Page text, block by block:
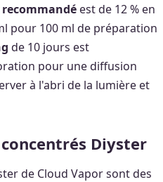
recommandé est de 12 % en
pour 100 ml de préparation
de 10 jours est
pour une diffusion
à l'abri de la lumière et
Diyster
de Cloud Vapor sont des